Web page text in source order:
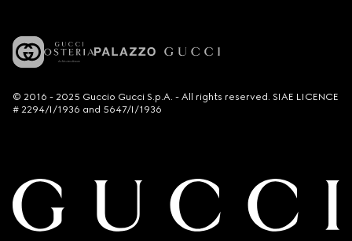
© 2016 - 2025 Guccio Gucci S.p.A. - All rights reserved. SIAE LICENCE
# 2294/I/1936 and 5647/I/1936